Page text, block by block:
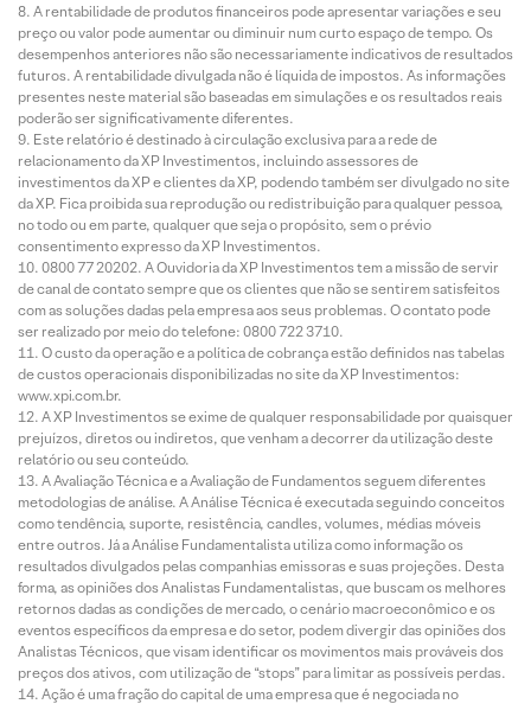
A rentabilidade de produtos financeiros pode apresentar variações e seu
preço ou valor pode aumentar ou diminuir num curto espaço de tempo. Os
desempenhos anteriores não são necessariamente indicativos de resultados
futuros. A rentabilidade divulgada não é líquida de impostos. As informações
presentes neste material são baseadas em simulações e os resultados reais
poderão ser significativamente diferentes.
Este relatório é destinado à circulação exclusiva para a rede de
relacionamento da XP Investimentos, incluindo assessores de
investimentos da XP e clientes da XP, podendo também ser divulgado no site
da XP. Fica proibida sua reprodução ou redistribuição para qualquer pessoa,
no todo ou em parte, qualquer que seja o propósito, sem o prévio
consentimento expresso da XP Investimentos.
0800 77 20202. A Ouvidoria da XP Investimentos tem a missão de servir
de canal de contato sempre que os clientes que não se sentirem satisfeitos
com as soluções dadas pela empresa aos seus problemas. O contato pode
ser realizado por meio do telefone: 0800 722 3710.
O custo da operação e a política de cobrança estão definidos nas tabelas
de custos operacionais disponibilizadas no site da XP Investimentos:
www.xpi.com.br.
A XP Investimentos se exime de qualquer responsabilidade por quaisquer
prejuízos, diretos ou indiretos, que venham a decorrer da utilização deste
relatório ou seu conteúdo.
A Avaliação Técnica e a Avaliação de Fundamentos seguem diferentes
metodologias de análise. A Análise Técnica é executada seguindo conceitos
como tendência, suporte, resistência, candles, volumes, médias móveis
entre outros. Já a Análise Fundamentalista utiliza como informação os
resultados divulgados pelas companhias emissoras e suas projeções. Desta
forma, as opiniões dos Analistas Fundamentalistas, que buscam os melhores
retornos dadas as condições de mercado, o cenário macroeconômico e os
eventos específicos da empresa e do setor, podem divergir das opiniões dos
Analistas Técnicos, que visam identificar os movimentos mais prováveis dos
preços dos ativos, com utilização de “stops” para limitar as possíveis perdas.
Ação é uma fração do capital de uma empresa que é negociada no